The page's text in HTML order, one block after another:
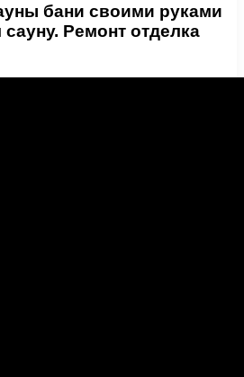
бани своими руками
Ремонт отделка